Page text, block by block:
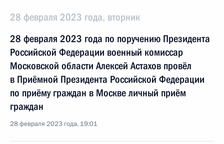
28 февраля 2023 года, вторник
28 февраля 2023 года по поручению Президента
Российской Федерации военный комиссар
Московской области Алексей Астахов провёл
в Приёмной Президента Российской Федерации
по приёму граждан в Москве личный приём
граждан
28 февраля 2023 года, 19:01